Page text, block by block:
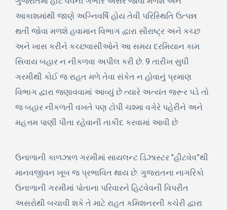
આકાશમાંથી જાણે અગ્નિવર્ષિ હોય તેવી પરિસ્થિતિ ઉત્પન્ન
થતી જોવા મળશે હવામાન વિભાગ દ્વારા સૌરાષ્ટ્ર અને કચ્છ
અને ખાસ કરીને કચ્છવાસીઓને આ સમય દરમિયાન કામ
સિવાય બહાર ન નીકળવા અપીલ કરી છે. 9 તારીખ સુધી
ગરમીથી કોઈ જ રાહત મળે તેવા સંકેત ન હોવાનું પ્રમાણ
વિભાગ દ્વારા જણાવવામાં આવ્યું છે ત્યારે અત્યંત જરૂર પડે તો
જ બહાર નીકળતી વખતે પણ ટોપી ચશ્મા વગેરે પહેરીને અને
મહત્તમ પાણી પીતા રહેવાની તાકીદ કરવામાં આવી છે
ઉનાળાની કાળઝાળ ગરમીમાં સાયલન્ટ ડિઝાસ્ટર "હીટવેવ”થી
માનવજીવન ખૂબ જ પ્રભાવિત થાય છે. ગુજરાતના નાગરિકો
ઉનાળાની ગરમીમાં પોતાના પરિવારને હિટવેવની વિપરીત
અસરોથી બચાવી શકે તે માટે રાહત કમિશનરની કચેરી દ્વારા